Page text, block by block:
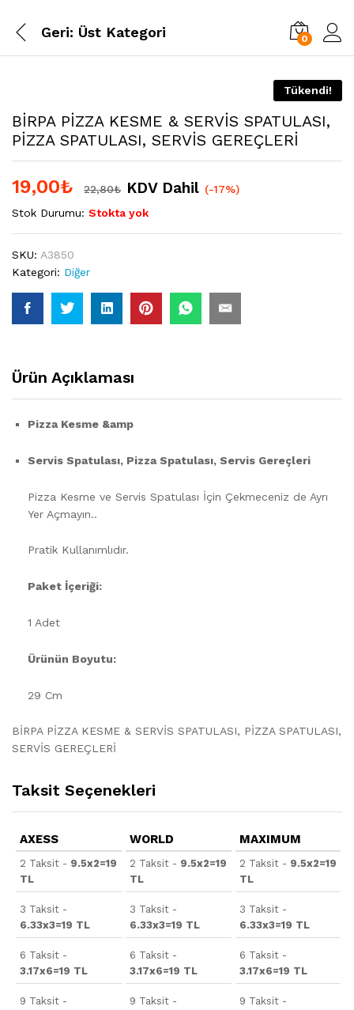
Geri: Üst Kategori 0
Tükendi!
BİRPA PİZZA KESME & SERVİS SPATULASI,
PİZZA SPATULASI, SERVİS GEREÇLERİ
19,00₺ 22,80₺ KDV Dahil (-17%)
Stok Durumu: Stokta yok
SKU: A3850
Kategori: Diğer
Ürün Açıklaması
Pizza Kesme &amp
Servis Spatulası, Pizza Spatulası, Servis Gereçleri
Pizza Kesme ve Servis Spatulası İçin Çekmeceniz de Ayrı
Yer Açmayın..
Pratik Kullanımlıdır.
Paket İçeriği:
1 Adet
Ürünün Boyutu:
29 Cm
BİRPA PİZZA KESME & SERVİS SPATULASI, PİZZA SPATULASI,
SERVİS GEREÇLERİ
Taksit Seçenekleri
AXESS
2 Taksit - 9.5x2=19
TL
3 Taksit -
6.33x3=19 TL
6 Taksit -
3.17x6=19 TL
9 Taksit -
WORLD
2 Taksit - 9.5x2=19
TL
3 Taksit -
6.33x3=19 TL
6 Taksit -
3.17x6=19 TL
9 Taksit -
MAXIMUM
2 Taksit - 9.5x2=19
TL
3 Taksit -
6.33x3=19 TL
6 Taksit -
3.17x6=19 TL
9 Taksit -